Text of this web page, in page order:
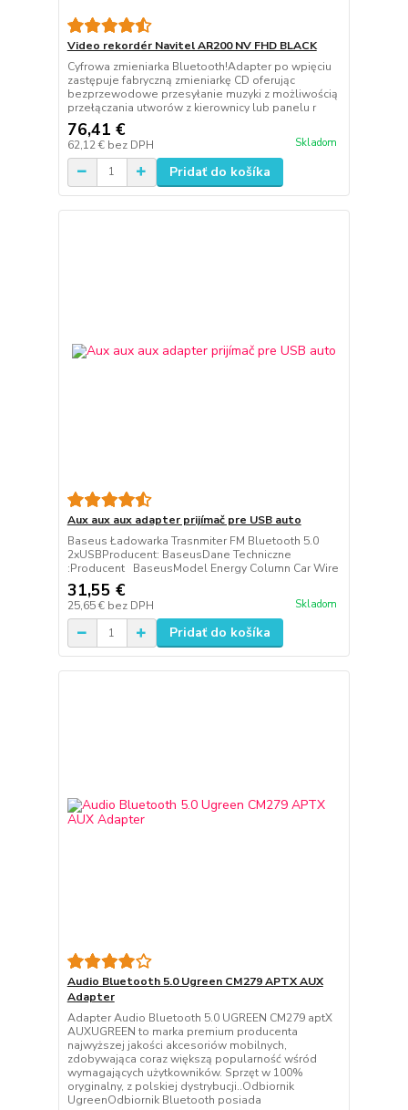
Video rekordér Navitel AR200 NV FHD BLACK
Cyfrowa zmieniarka Bluetooth!Adapter po wpięciu
zastępuje fabryczną zmieniarkę CD oferując
bezprzewodowe przesyłanie muzyki z możliwością
przełączania utworów z kierownicy lub panelu r
76,41 €
62,12 € bez DPH Skladom
Pridať do košíka
Aux aux aux adapter prijímač pre USB auto
Baseus Ładowarka Trasnmiter FM Bluetooth 5.0
2xUSBProducent: BaseusDane Techniczne
:Producent BaseusModel Energy Column Car Wire
31,55 €
25,65 € bez DPH Skladom
Pridať do košíka
Audio Bluetooth 5.0 Ugreen CM279 APTX AUX
Adapter
Adapter Audio Bluetooth 5.0 UGREEN CM279 aptX
AUXUGREEN to marka premium producenta
najwyższej jakości akcesoriów mobilnych,
zdobywająca coraz większą popularność wśród
wymagających użytkowników. Sprzęt w 100%
oryginalny, z polskiej dystrybucji..Odbiornik
UgreenOdbiornik Bluetooth posiada